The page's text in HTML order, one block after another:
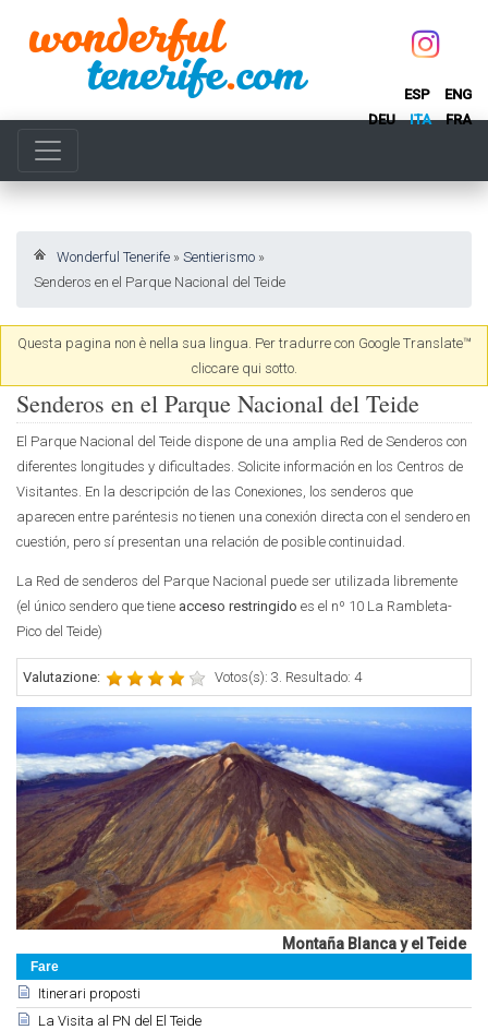
ESP
ENG
DEU
ITA FRA
Wonderful Tenerife » Sentierismo »
Senderos en el Parque Nacional del Teide
Questa pagina non è nella sua lingua. Per tradurre con Google Translate™
cliccare qui sotto.
Fare
Itinerari proposti
La Visita al PN del El Teide
Senderos en el Parque Nacional del Teide
El Parque Nacional del Teide dispone de una amplia Red de Senderos con
diferentes longitudes y dificultades. Solicite información en los Centros de
Visitantes. En la descripción de las Conexiones, los senderos que
aparecen entre paréntesis no tienen una conexión directa con el sendero en
cuestión, pero sí presentan una relación de posible continuidad.
La Red de senderos del Parque Nacional puede ser utilizada libremente
(el único sendero que tiene acceso restringido es el nº 10 La Rambleta-
Pico del Teide)
Valutazione: Votos(s): 3. Resultado: 4
Montaña Blanca y el Teide